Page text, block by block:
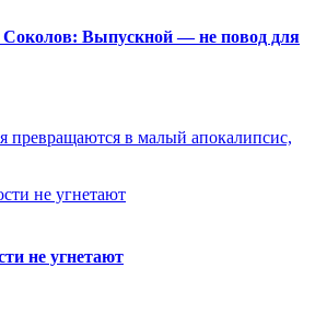
Соколов: Выпускной — не повод для
превращаются в малый апокалипсис,
не угнетают